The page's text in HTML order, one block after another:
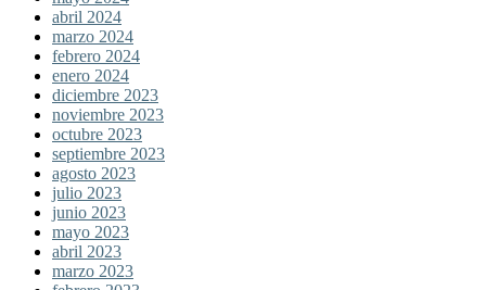
abril 2024
marzo 2024
febrero 2024
enero 2024
diciembre 2023
noviembre 2023
octubre 2023
septiembre 2023
agosto 2023
julio 2023
junio 2023
mayo 2023
abril 2023
marzo 2023